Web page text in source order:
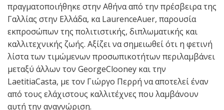
πραγματοποιήθηκε στην Αθήνα από την πρέσβειρα της
Γαλλίας στην Ελλάδα, κα LaurenceAuer, παρουσία
εκπροσώπων της πολιτιστικής, διπλωματικής και
καλλιτεχνικής ζωής. Αξίζει να σημειωθεί ότι η φετινή
λίστα των τιμώμενων προσωπικοτήτων περιλαμβάνει
μεταξύ άλλων τον GeorgeClooney και την
LaetitiaCasta, με τον Γιώργο Περρή να αποτελεί έναν
από τους ελάχιστους καλλιτέχνες που λαμβάνουν
αυτή την αναγνώριση.